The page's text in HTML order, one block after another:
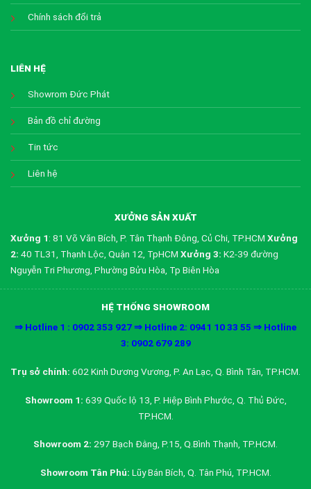
Chính sách đổi trả
LIÊN HỆ
Showrom Đức Phát
Bản đồ chỉ đường
Tin tức
Liên hệ
XƯỞNG SẢN XUẤT
Xưởng 1: 81 Võ Văn Bích, P. Tân Thạnh Đông, Củ Chi, TP.HCM Xưởng
2: 40 TL31, Thạnh Lộc, Quận 12, TpHCM Xưởng 3: K2-39 đường
Nguyễn Tri Phương, Phường Bửu Hòa, Tp Biên Hòa
HỆ THỐNG SHOWROOM
⇒ Hotline 1 : 0902 353 927 ⇒ Hotline 2: 0941 10 33 55 ⇒ Hotline
3: 0902 679 289
Trụ sở chính: 602 Kinh Dương Vương, P. An Lạc, Q. Bình Tân, TP.HCM.
Showroom 1: 639 Quốc lộ 13, P. Hiệp Bình Phước, Q. Thủ Đức,
TP.HCM.
Showroom 2: 297 Bạch Đằng, P.15, Q.Bình Thạnh, TP.HCM.
Showroom Tân Phú: Lũy Bán Bích, Q. Tân Phú, TP.HCM.